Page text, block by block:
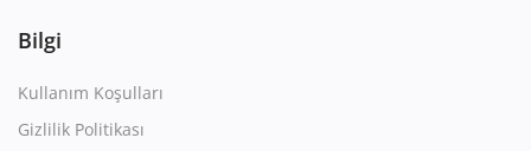
Bilgi
Kullanım Koşulları
Gizlilik Politikası